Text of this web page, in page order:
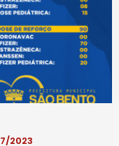
2023